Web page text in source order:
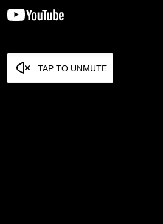
TAP TO UNMUTE